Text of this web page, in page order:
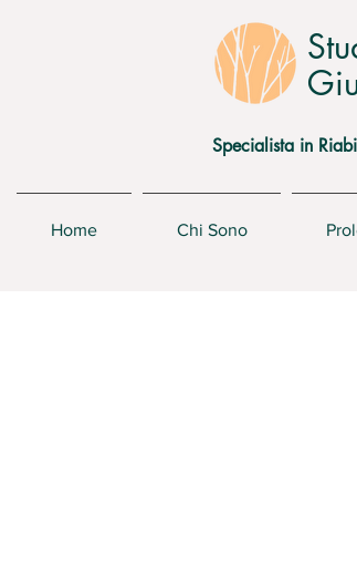
Specialista in
Home Chi Sono